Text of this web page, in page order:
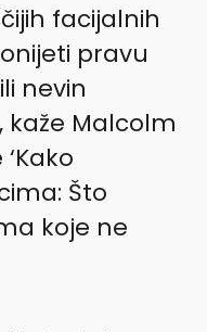
facijalnih
pravu
nevin
Malcolm
Što
koje ne